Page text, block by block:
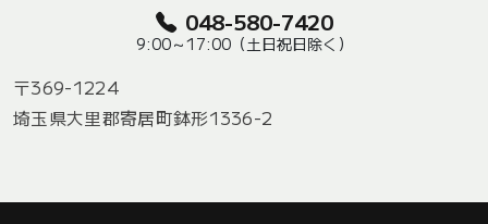
048-580-7420
9:00～17:00（土日祝日除く）
〒369-1224
埼玉県大里郡寄居町鉢形1336-2